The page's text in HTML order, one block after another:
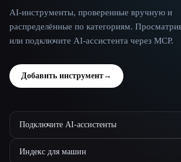
AI-инструменты, проверенные вручную и
распределённые по категориям.
или подключите AI-ассистента через MCP.
Добавить инструмент→
Подключите AI-ассистенты
Индекс для машин